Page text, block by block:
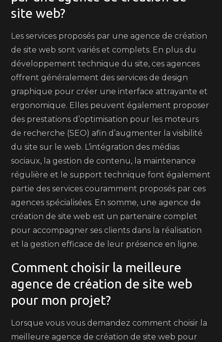
site web?
Les services proposés par une agence de création
de site web sont variés et complets. En plus du
développement technique du site, ces agences
offrent généralement des services de design
graphique pour créer une interface attrayante et
ergonomique. Elles peuvent également proposer
des prestations d’optimisation pour les moteurs
de recherche (SEO) afin d’augmenter la visibilité
du site sur le web. L’intégration des médias
sociaux, la gestion de contenu, la maintenance
régulière et le support technique font également
partie des services couramment proposés par ces
agences spécialisées. En somme, une agence de
création de site web est un partenaire complet
pour accompagner ses clients dans la réalisation
et la gestion efficace de leur présence en ligne.
Comment choisir la meilleure
agence de création de site web
pour mon projet?
Lorsque vous vous demandez comment choisir la
meilleure agence de création de site web pour